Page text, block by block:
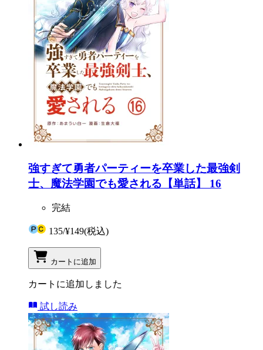
強すぎて勇者パーティーを卒業した最強剣
士、魔法学園でも愛される【単話】 16
完結
135/¥149(税込)
カートに追加
カートに追加しました
試し読み